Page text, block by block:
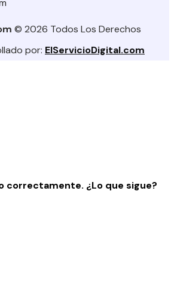
© 2026 Todos Los Derechos
por: ElServicioDigital.com
correctamente. ¿Lo que sigue?